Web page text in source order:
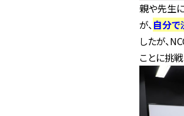
親や先生
が、自分で
したが、
ことに挑戦